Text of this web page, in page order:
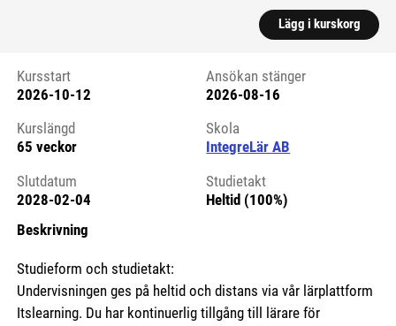
Lägg i kurskorg
Kursstart 6162776
Kursstart
2026-10-12
Ansökan stänger
2026-08-16
Kurslängd
65 veckor
Skola
IntegreLär AB
Slutdatum
2028-02-04
Studietakt
Heltid (100%)
Beskrivning
Studieform och studietakt:
Undervisningen ges på heltid och distans via vår lärplattform
Itslearning. Du har kontinuerlig tillgång till lärare för